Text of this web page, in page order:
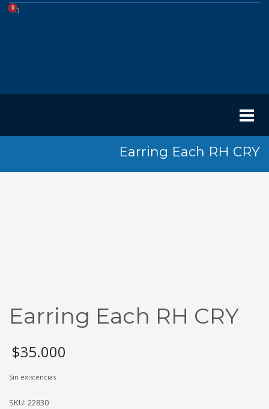
Earring Each RH CRY
Earring Each RH CRY
$35.000
Sin existencias
SKU: 22830